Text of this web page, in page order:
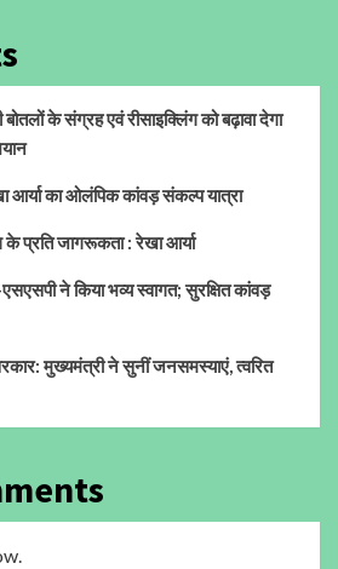
बोतलों के संग्रह एवं रीसाइक्लिंग को बढ़ावा देगा
आर्या का ओलंपिक कांवड़ संकल्प यात्रा
प्रति जागरूकता : रेखा आर्या
एसएसपी ने किया भव्य स्वागत; सुरक्षित कांवड़
मुख्यमंत्री ने सुनीं जनसमस्याएं, त्वरित